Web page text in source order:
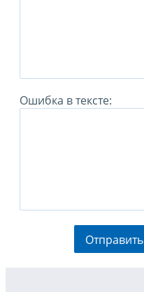
Ошибка в тексте:
Отправить